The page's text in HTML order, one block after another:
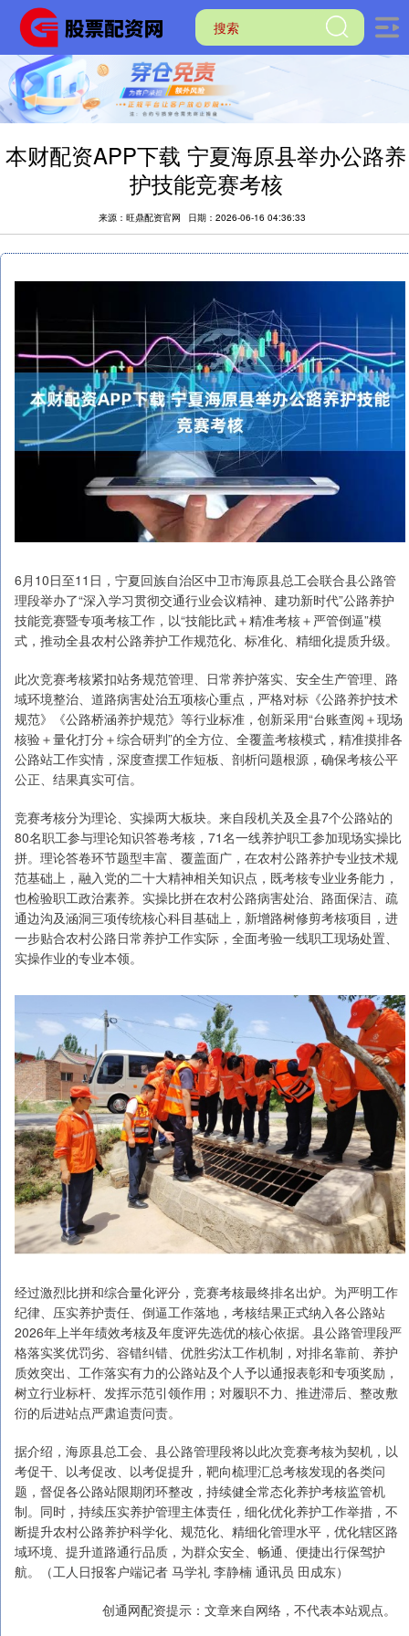
本财配资APP下载 宁夏海原县举办公路养
护技能竞赛考核
来源：旺鼎配资官网 日期：2026-06-16 04:36:33
6月10日至11日，宁夏回族自治区中卫市海原县总工会联合县公路管
理段举办了“深入学习贯彻交通行业会议精神、建功新时代”公路养护
技能竞赛暨专项考核工作，以“技能比武＋精准考核＋严管倒逼”模
式，推动全县农村公路养护工作规范化、标准化、精细化提质升级。
此次竞赛考核紧扣站务规范管理、日常养护落实、安全生产管理、路
域环境整治、道路病害处治五项核心重点，严格对标《公路养护技术
规范》《公路桥涵养护规范》等行业标准，创新采用“台账查阅＋现场
核验＋量化打分＋综合研判”的全方位、全覆盖考核模式，精准摸排各
公路站工作实情，深度查摆工作短板、剖析问题根源，确保考核公平
公正、结果真实可信。
竞赛考核分为理论、实操两大板块。来自段机关及全县7个公路站的
80名职工参与理论知识答卷考核，71名一线养护职工参加现场实操比
拼。理论答卷环节题型丰富、覆盖面广，在农村公路养护专业技术规
范基础上，融入党的二十大精神相关知识点，既考核专业业务能力，
也检验职工政治素养。实操比拼在农村公路病害处治、路面保洁、疏
通边沟及涵洞三项传统核心科目基础上，新增路树修剪考核项目，进
一步贴合农村公路日常养护工作实际，全面考验一线职工现场处置、
实操作业的专业本领。
经过激烈比拼和综合量化评分，竞赛考核最终排名出炉。为严明工作
纪律、压实养护责任、倒逼工作落地，考核结果正式纳入各公路站
2026年上半年绩效考核及年度评先选优的核心依据。县公路管理段严
格落实奖优罚劣、容错纠错、优胜劣汰工作机制，对排名靠前、养护
质效突出、工作落实有力的公路站及个人予以通报表彰和专项奖励，
树立行业标杆、发挥示范引领作用；对履职不力、推进滞后、整改敷
衍的后进站点严肃追责问责。
据介绍，海原县总工会、县公路管理段将以此次竞赛考核为契机，以
考促干、以考促改、以考促提升，靶向梳理汇总考核发现的各类问
题，督促各公路站限期闭环整改，持续健全常态化养护考核监管机
制。同时，持续压实养护管理主体责任，细化优化养护工作举措，不
断提升农村公路养护科学化、规范化、精细化管理水平，优化辖区路
域环境、提升道路通行品质，为群众安全、畅通、便捷出行保驾护
航。（工人日报客户端记者 马学礼 李静楠 通讯员 田成东）
创通网配资提示：文章来自网络，不代表本站观点。